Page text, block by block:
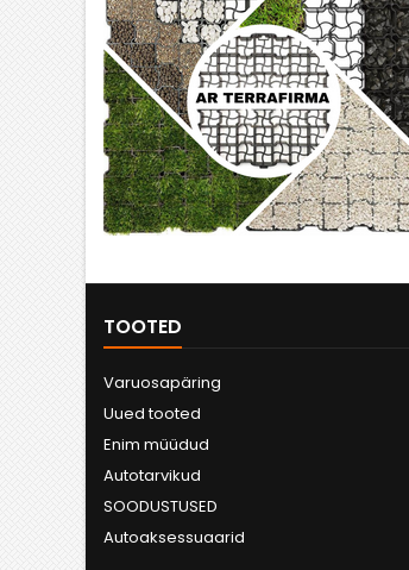
TOOTED
Varuosapäring
Uued tooted
Enim müüdud
Autotarvikud
SOODUSTUSED
Autoaksessuaarid